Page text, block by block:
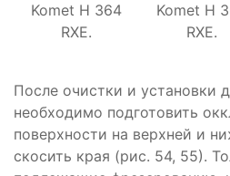
Komet H 364
RXE.
Komet H
RXE.
После очистки и установки
необходимо подготовить
поверхности на верхней и
скосить края (рис. 54, 55).